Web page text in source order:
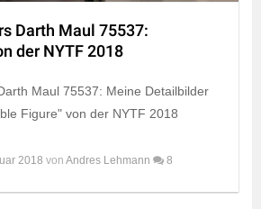
Darth Maul 75537:
der NYTF 2018
Maul 75537: Meine Detailbilder
Figure" von der NYTF 2018
2018 von Andres Lehmann 8